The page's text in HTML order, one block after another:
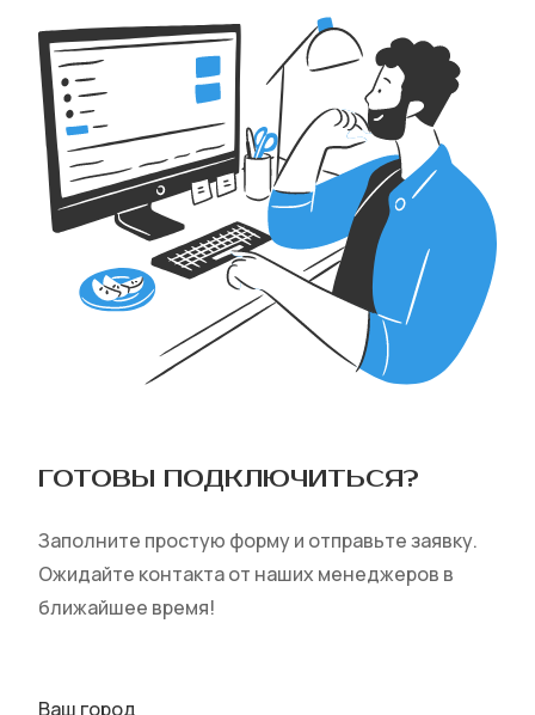
ГОТОВЫ ПОДКЛЮЧИТЬСЯ‎?
Заполните простую форму и отправьте заявку.
Ожидайте контакта от наших менеджеров в
ближайшее время!
Ваш город